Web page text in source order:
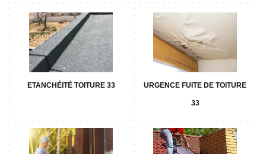
ETANCHÉITÉ TOITURE 33 URGENCE FUITE DE TOITURE
33